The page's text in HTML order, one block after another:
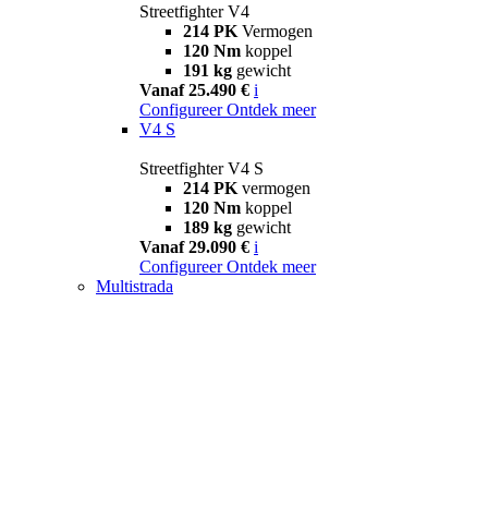
Streetfighter V4
214 PK Vermogen
120 Nm koppel
191 kg gewicht
Vanaf 25.490 € i
Configureer Ontdek meer
V4 S
Streetfighter V4 S
214 PK vermogen
120 Nm koppel
189 kg gewicht
Vanaf 29.090 € i
Configureer Ontdek meer
Multistrada